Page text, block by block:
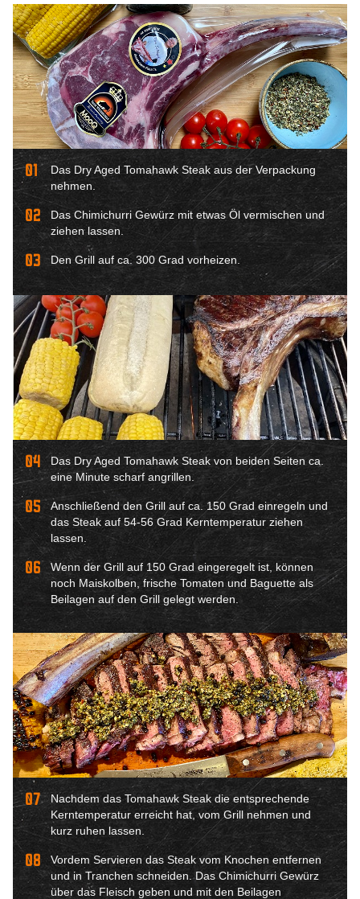
01
Das Dry Aged Tomahawk Steak aus der Verpackung
nehmen.
02
Das Chimichurri Gewürz mit etwas Öl vermischen und
ziehen lassen.
03 Den Grill auf ca. 300 Grad vorheizen.
04
Das Dry Aged Tomahawk Steak von beiden Seiten ca.
eine Minute scharf angrillen.
05
Anschließend den Grill auf ca. 150 Grad einregeln und
das Steak auf 54-56 Grad Kerntemperatur ziehen
lassen.
06
Wenn der Grill auf 150 Grad eingeregelt ist, können
noch Maiskolben, frische Tomaten und Baguette als
Beilagen auf den Grill gelegt werden.
07
Nachdem das Tomahawk Steak die entsprechende
Kerntemperatur erreicht hat, vom Grill nehmen und
kurz ruhen lassen.
08
Vordem Servieren das Steak vom Knochen entfernen
und in Tranchen schneiden. Das Chimichurri Gewürz
über das Fleisch geben und mit den Beilagen